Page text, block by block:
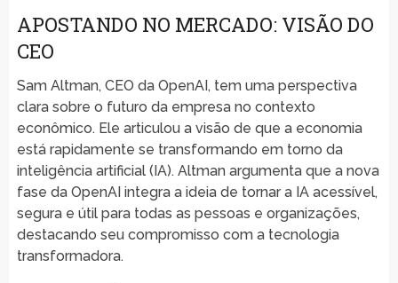
APOSTANDO NO MERCADO: VISÃO DO
CEO
Sam Altman, CEO da OpenAI, tem uma perspectiva
clara sobre o futuro da empresa no contexto
econômico. Ele articulou a visão de que a economia
está rapidamente se transformando em torno da
inteligência artificial (IA). Altman argumenta que a nova
fase da OpenAI integra a ideia de tornar a IA acessível,
segura e útil para todas as pessoas e organizações,
destacando seu compromisso com a tecnologia
transformadora.